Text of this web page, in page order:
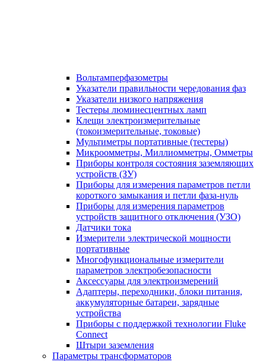
Вольтамперфазометры
Указатели правильности чередования фаз
Указатели низкого напряжения
Тестеры люминесцентных ламп
Клещи электроизмерительные
(токоизмерительные, токовые)
Мультиметры портативные (тестеры)
Микроомметры, Миллиомметры, Омметры
Приборы контроля состояния заземляющих
устройств (ЗУ)
Приборы для измерения параметров петли
короткого замыкания и петли фаза-нуль
Приборы для измерения параметров
устройств защитного отключения (УЗО)
Датчики тока
Измерители электрической мощности
портативные
Многофункциональные измерители
параметров электробезопасности
Аксессуары для электроизмерений
Адаптеры, переходники, блоки питания,
аккумуляторные батареи, зарядные
устройства
Приборы с поддержкой технологии Fluke
Connect
Штыри заземления
Параметры трансформаторов